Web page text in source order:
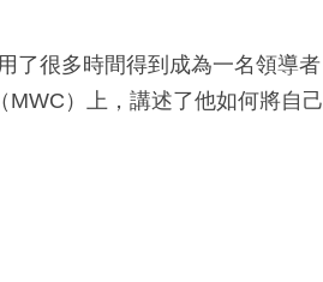
了很多時間得到成為一名領導者
）上，講述了他如何將自己